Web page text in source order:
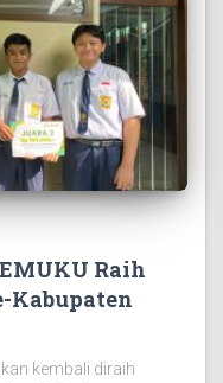
Raih
Kabupaten
kembali diraih